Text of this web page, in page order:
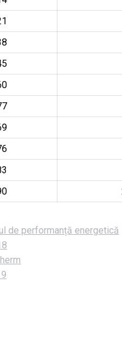
de performanță energetică